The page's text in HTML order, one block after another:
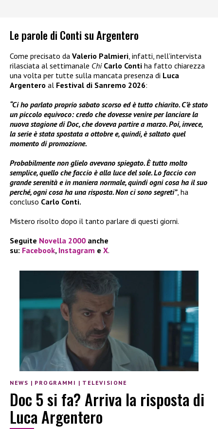
Le parole di Conti su Argentero
Come precisato da Valerio Palmieri , infatti, nell’intervista
rilasciata al settimanale Chi Carlo Conti ha fatto chiarezza
una volta per tutte sulla mancata presenza di Luca
Argentero al Festival di Sanremo 2026:
“Ci ho parlato proprio sabato scorso ed è tutto chiarito. C’è stato
un piccolo equivoco: credo che dovesse venire per lanciare la
nuova stagione di Doc, che doveva partire a marzo. Poi, invece,
la serie è stata spostata a ottobre e, quindi, è saltato quel
momento di promozione.
Probabilmente non glielo avevano spiegato. È tutto molto
semplice, quello che faccio è alla luce del sole. Lo faccio con
grande serenità e in maniera normale, quindi ogni cosa ha il suo
perché, ogni cosa ha una risposta. Non ci sono segreti”, ha
concluso Carlo Conti.
Mistero risolto dopo il tanto parlare di questi giorni.
Seguite Novella 2000 anche
su: Facebook, Instagram e X.
NEWS | PROGRAMMI | TELEVISIONE
Doc 5 si fa? Arriva la risposta di
Luca Argentero